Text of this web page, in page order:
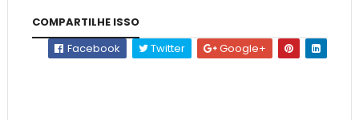
COMPARTILHE ISSO
Facebook
Twitter Google+